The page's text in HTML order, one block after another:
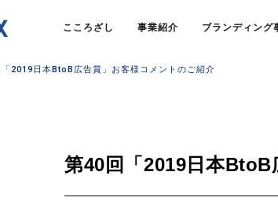
こころざし 事業紹介 ブランディング
2019日本BtoB広告賞」お客様コメントのご紹介
第40回「2019日本